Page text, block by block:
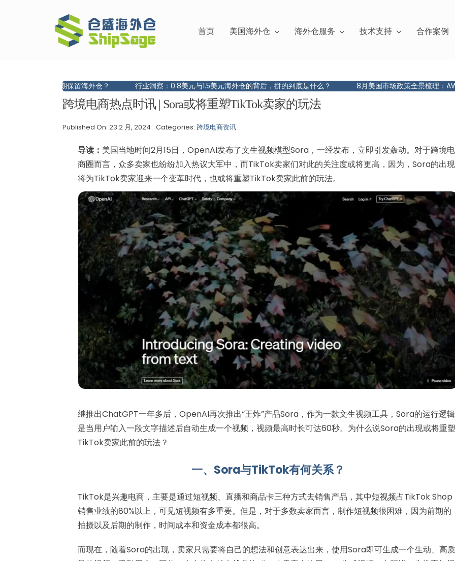
首页 美国海外仓 海外仓服务 技术支持 合作案例
行业洞察：0.8美元与1.5美元海外仓的背后，拼的到底是什么？ 8月美国市场政策全景梳理：AWD调整、旺季附加
跨境电商热点时讯 | Sora或将重塑TikTok卖家的玩法
Published On: 23 2 月, 2024 Categories: 跨境电商资讯
导读： 美国当地时间2月15日，OpenAI发布了文生视频模型Sora，一经发布，立即引发轰动。对于跨境电
商圈而言，众多卖家也纷纷加入热议大军中，而TikTok卖家们对此的关注度或将更高，因为，Sora的出现
将为TikTok卖家迎来一个变革时代，也或将重塑TikTok卖家此前的玩法。
继推出ChatGPT一年多后，OpenAI再次推出“王炸”产品Sora，作为一款文生视频工具，Sora的运行逻辑
是当用户输入一段文字描述后自动生成一个视频，视频最高时长可达60秒。为什么说Sora的出现或将重塑
TikTok卖家此前的玩法？
一、Sora与TikTok有何关系？
TikTok是兴趣电商，主要是通过短视频、直播和商品卡三种方式去销售产品，其中短视频占TikTok Shop
销售业绩的80%以上，可见短视频有多重要。但是，对于多数卖家而言，制作短视频很困难，因为前期的
拍摄以及后期的制作，时间成本和资金成本都很高。
而现在，随着Sora的出现，卖家只需要将自己的想法和创意表达出来，使用Sora即可生成一个生动、高质